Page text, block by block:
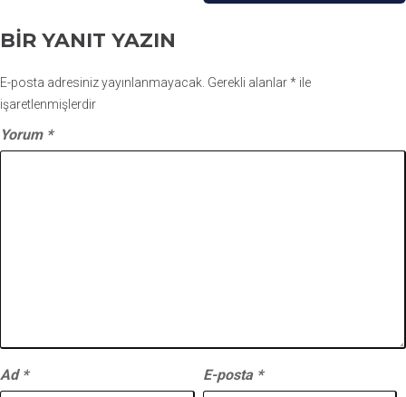
BIR YANIT YAZIN
E-posta adresiniz yayınlanmayacak. Gerekli alanlar* ile
işaretlenmişlerdir
Yorum *
Ad * E-posta *